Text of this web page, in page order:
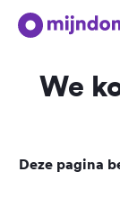
We
Deze pagina